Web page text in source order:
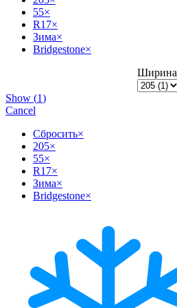
55×
R17×
Зима×
Bridgestone×
Ширина
Show (1)
Cancel
Сбросить×
205×
55×
R17×
Зима×
Bridgestone×